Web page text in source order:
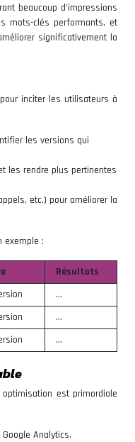
beaucoup d’impressions
mots-clés performants, et
significativement la
inciter les utilisateurs à
les versions qui
les rendre plus pertinentes
etc.) pour améliorer la
exemple :
Résultats
…
…
…
est primordiale
Analytics.